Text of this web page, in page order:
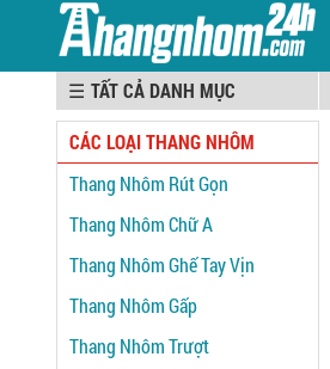
☰
CÁC LOẠI THANG NHÔM
Thang Nhôm Rút Gọn
Thang Nhôm Chữ A
Thang Nhôm Ghế Tay Vịn
Thang Nhôm Gấp
Thang Nhôm Trượt